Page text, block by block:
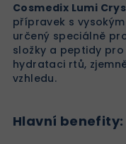
Cosmedix Lumi
přípravek s
určený speciálně
složky a peptidy
hydrataci rtů,
vzhledu.
Hlavní benefity: